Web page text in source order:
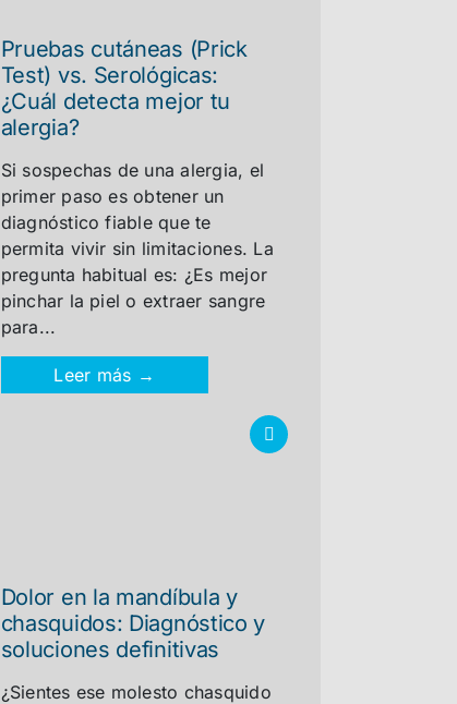
Pruebas cutáneas (Prick
Test) vs. Serológicas:
¿Cuál detecta mejor tu
alergia?
Si sospechas de una alergia, el
primer paso es obtener un
diagnóstico fiable que te
permita vivir sin limitaciones. La
pregunta habitual es: ¿Es mejor
pinchar la piel o extraer sangre
para...
Leer más →
Dolor en la mandíbula y
chasquidos: Diagnóstico y
soluciones definitivas
¿Sientes ese molesto chasquido